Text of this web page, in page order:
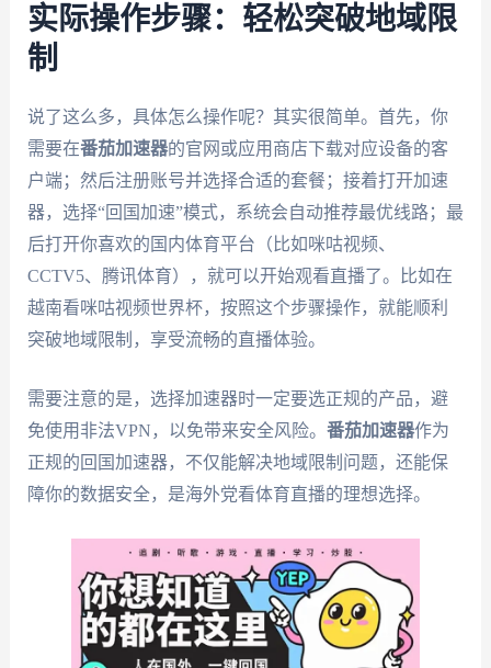
实际操作步骤：轻松突破地域限
制
说了这么多，具体怎么操作呢？其实很简单。首先，你
需要在番茄加速器的官网或应用商店下载对应设备的客
户端；然后注册账号并选择合适的套餐；接着打开加速
器，选择“回国加速”模式，系统会自动推荐最优线路；最
后打开你喜欢的国内体育平台（比如咪咕视频、
CCTV5、腾讯体育），就可以开始观看直播了。比如在
越南看咪咕视频世界杯，按照这个步骤操作，就能顺利
突破地域限制，享受流畅的直播体验。
需要注意的是，选择加速器时一定要选正规的产品，避
免使用非法VPN，以免带来安全风险。 番茄加速器作为
正规的回国加速器，不仅能解决地域限制问题，还能保
障你的数据安全，是海外党看体育直播的理想选择。